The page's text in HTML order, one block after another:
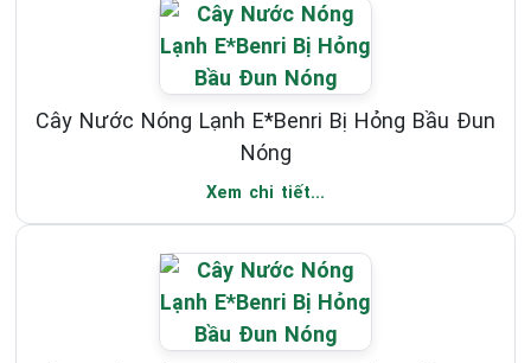
Cây Nước Nóng Lạnh E*Benri Bị Hỏng Bầu Đun
Nóng
Xem chi tiết...